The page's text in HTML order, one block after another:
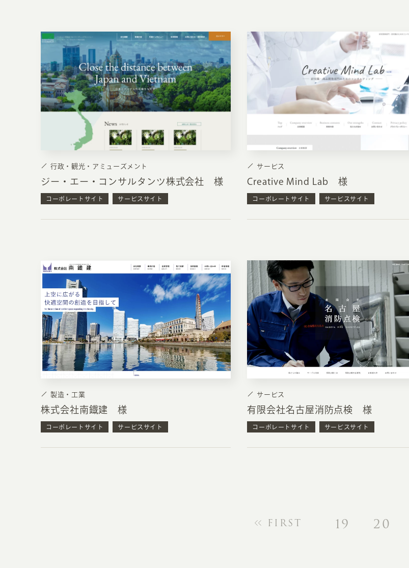
行政・観光・アミューズメント
ジー・エー・コンサルタンツ株式会社 様
コーポレートサイト サービスサイト
サービス
Creative Mind Lab 様
コーポレートサイト サービスサイト
製造・工業
株式会社南鐡建 様
コーポレートサイト サービスサイト
サービス
有限会社名古屋消防点検 様
コーポレートサイト サービスサイト
FIRST 19 20